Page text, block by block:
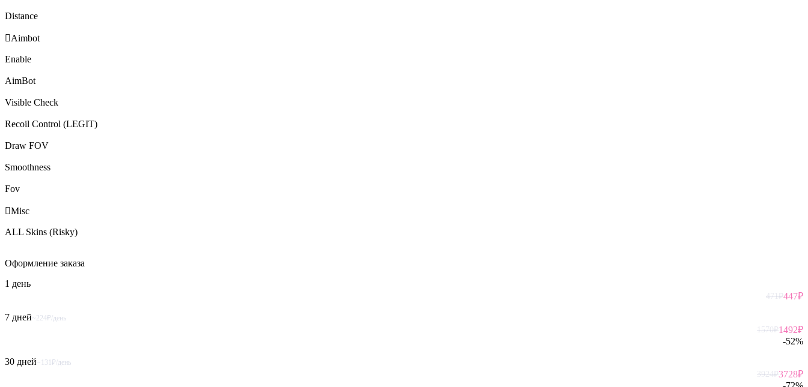
Distance
Aimbot
Enable
AimBot
Visible Check
Recoil Control (LEGIT)
Draw FOV
Smoothness
Fov
Misc
ALL Skins (Risky)
Оформление заказа
1 день
471₽447₽
7 дней~224₽/день
1570₽1492₽
-52%
30 дней~131₽/день
3924₽3728₽